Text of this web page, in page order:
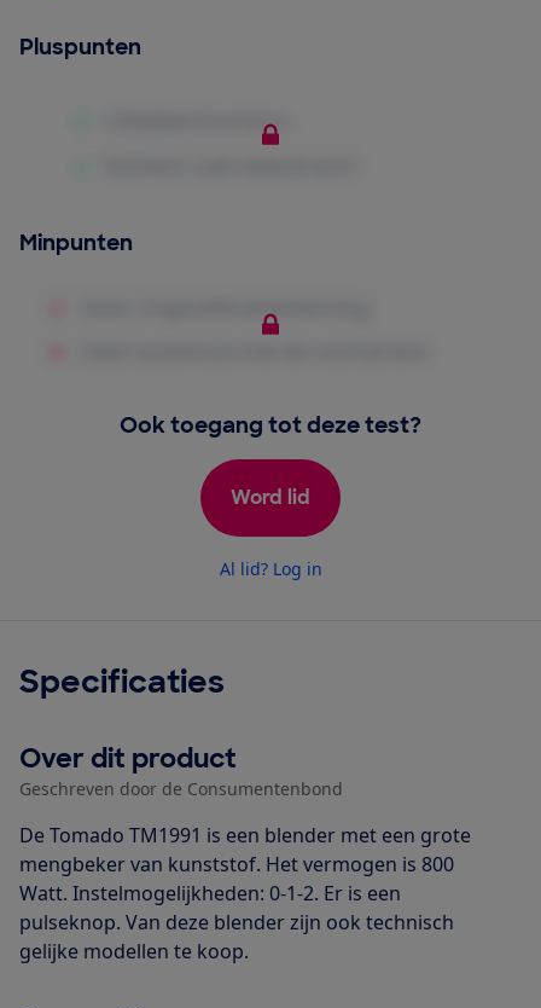
Pluspunten
Minpunten
Ook toegang tot deze test?
Word lid
Al lid? Log in
Specificaties
Over dit product
Geschreven door de Consumentenbond
De Tomado TM1991 is een blender met een grote
mengbeker van kunststof. Het vermogen is 800
Watt. Instelmogelijkheden: 0-1-2. Er is een
pulseknop. Van deze blender zijn ook technisch
gelijke modellen te koop.